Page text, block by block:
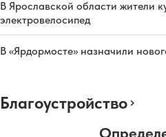
В Ярославской области жители
электровелосипед
В «Ярдормосте» назначили
Благоустройство